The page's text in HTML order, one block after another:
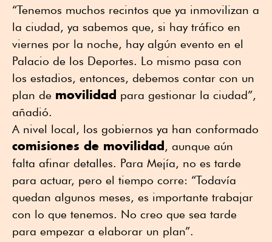
“Tenemos muchos recintos que ya inmovilizan a
la ciudad, ya sabemos que, si hay tráfico en
viernes por la noche, hay algún evento en el
Palacio de los Deportes. Lo mismo pasa con
los estadios, entonces, debemos contar con un
plan de movilidad para gestionar la ciudad”,
añadió.
A nivel local, los gobiernos ya han conformado
comisiones de movilidad , aunque aún
falta afinar detalles. Para Mejía, no es tarde
para actuar, pero el tiempo corre: “Todavía
quedan algunos meses, es importante trabajar
con lo que tenemos. No creo que sea tarde
para empezar a elaborar un plan”.